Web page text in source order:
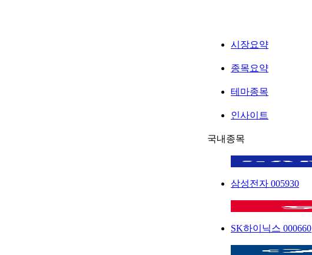
시장요약
종목요약
테마종목
인사이트
국내종목
삼성전자 005930
SK하이닉스 000660